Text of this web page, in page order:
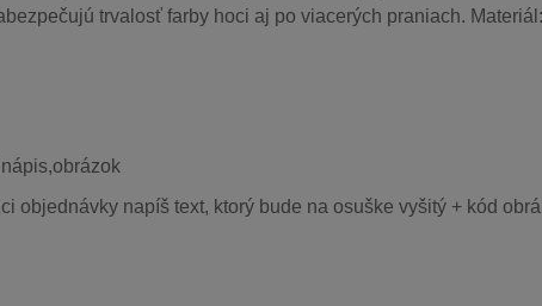
trvalosť farby hoci aj po viacerých praniach.
objednávky napíš text, ktorý bude na osuške vyšitý + kód